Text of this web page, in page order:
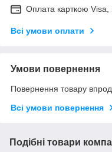
Оплата карткою
Всі умови оплати
Умови повернення
Повернення товару
Всі умови повернення
Подібні товари